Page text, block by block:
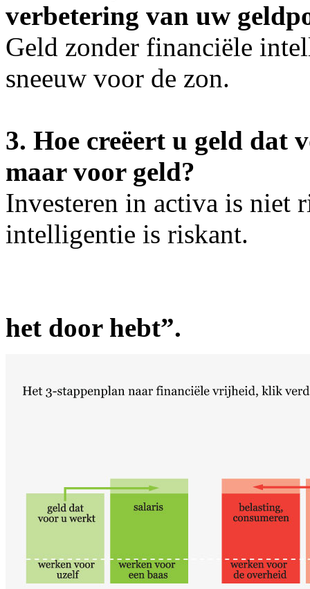
verbetering van uw
Geld zonder financiële
sneeuw voor de zon.
3. Hoe creëert u geld dat
maar voor
Investeren in activa is niet
intelligentie is riskant.
het door hebt”.